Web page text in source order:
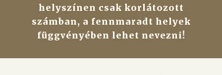
helyszínen csak korlátozott
számban, a fennmaradt helyek
függvényében lehet nevezni!